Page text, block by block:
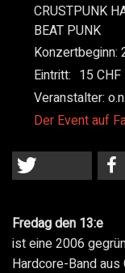
CRUSTPUNK
BEAT PUNK
Konzertbeginn:
Eintritt: 15
Veranstalter:
Der Event auf
Fredag den 13:e
ist eine 2006
Hardcore-Band